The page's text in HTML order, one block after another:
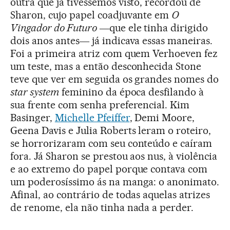
Sharon, cujo papel coadjuvante em O
Vingador do Futuro―que ele tinha dirigido
dois anos antes― já indicava essas maneiras.
Foi a primeira atriz com quem Verhoeven fez
um teste, mas a então desconhecida Stone
teve que ver em seguida os grandes nomes do
star systemfeminino da época desfilando à
sua frente com senha preferencial. Kim
Basinger, Michelle Pfeiffer, Demi Moore,
Geena Davis e Julia Roberts leram o roteiro,
se horrorizaram com seu conteúdo e caíram
fora. Já Sharon se prestou aos nus, à violência
e ao extremo do papel porque contava com
um poderosíssimo ás na manga: o anonimato.
Afinal, ao contrário de todas aquelas atrizes
de renome, ela não tinha nada a perder.